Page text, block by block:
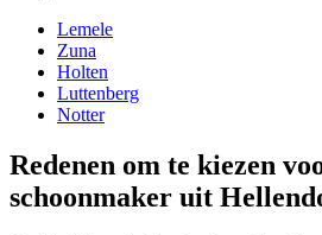
Lemele
Zuna
Holten
Luttenberg
Notter
Redenen om te kiezen
schoonmaker uit